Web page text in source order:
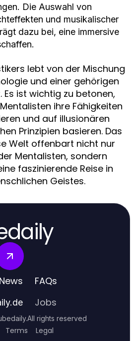
Die Auswahl von
und musikalischer
dazu bei, eine immersive
lebt von der Mischung
und einer gehörigen
Es ist wichtig zu betonen,
ihre Fähigkeiten
und auf illusionären
Prinzipien basieren. Das
Welt offenbart nicht nur
Mentalisten, sondern
faszinierende Reise in
Geistes.
News FAQs
Jobs
.All rights reserved
Terms Legal